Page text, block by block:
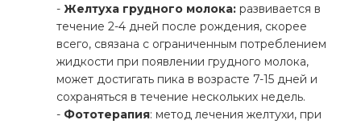
- Желтуха грудного молока: развивается в
течение 2-4 дней после рождения, скорее
всего, связана с ограниченным потреблением
жидкости при появлении грудного молока,
может достигать пика в возрасте 7-15 дней и
сохраняться в течение нескольких недель.
- Фототерапия: метод лечения желтухи, при